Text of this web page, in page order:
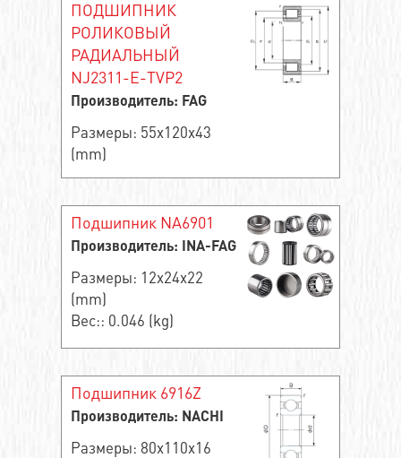
ПОДШИПНИК
РОЛИКОВЫЙ
РАДИАЛЬНЫЙ
NJ2311-E-TVP2
Производитель: FAG
Размеры: 55x120x43
(mm)
Подшипник NA6901
Производитель: INA-FAG
Размеры: 12x24x22
(mm)
Вес:: 0.046 (kg)
Подшипник 6916Z
Производитель: NACHI
Размеры: 80x110x16